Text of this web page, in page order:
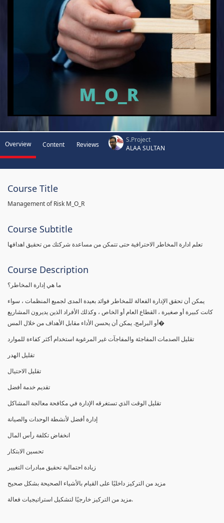
Overview Content Reviews
S.Project
ALAA SULTAN
Course Title
Management of Risk M_O_R
Course Subtitle
تعلم ادارة المخاطر الاحترافية حتى تتمكن من مساعدة شركتك من تحقيق اهدافها
Course Description
ما هي إدارة المخاطر؟
يمكن أن تحقق الإدارة الفعالة للمخاطر فوائد بعيدة المدى لجميع المنظمات ، سواء
كانت كبيرة أو صغيرة ، القطاع العام أو الخاص ، وكذلك الأفراد الذين يديرون المشاريع
أو البرامج. يمكن أن يحسن الأداء مقابل الأهداف من خلال المس�
تقليل الصدمات المفاجئة والمفاجآت غير المرغوبة استخدام أكثر كفاءة للموارد
تقليل الهدر
تقليل الاحتيال
تقديم خدمة أفضل
تقليل الوقت الذي تستغرقه الإدارة في مكافحة معالجة المشاكل
إدارة أفضل لأنشطة الوحدات والصيانة
انخفاض تكلفة رأس المال
تحسين الابتكار
زيادة احتمالية تحقيق مبادرات التغيير
مزيد من التركيز داخليًا على القيام بالأشياء الصحيحة بشكل صحيح
مزيد من التركيز خارجيًا لتشكيل استراتيجيات فعالة.